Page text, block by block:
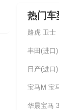
热门车
路虎 卫士
丰田(进口
日产(进口
宝马M 宝
华晨宝马